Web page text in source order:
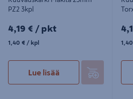
PZ2 3kpl
4,19€/pkt
4,19 € / pkt
1,40€/kpl
1,40 € / kpl
Lue lisää